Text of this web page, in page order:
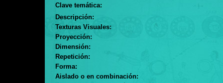
Clave temática:
Descripción:
Texturas Visuales:
Proyección:
Dimensión:
Repetición:
Forma:
Aislado o en combinación: